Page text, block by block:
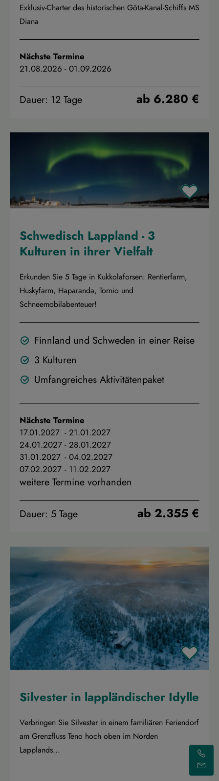
Exklusiv-Charter des historischen Göta-Kanal-Schiffs MS
Diana
Nächste Termine
21.08.2026 - 01.09.2026
Dauer: 12 Tage ab 6.280 €
Schwedisch Lappland - 3
Kulturen in ihrer Vielfalt
Erkunden Sie 5 Tage in Kukkolaforsen: Rentierfarm,
Huskyfarm, Haparanda, Tornio und
Schneemobilabenteuer!
Finnland und Schweden in einer Reise
3 Kulturen
Umfangreiches Aktivitätenpaket
Nächste Termine
17.01.2027 - 21.01.2027
24.01.2027 - 28.01.2027
31.01.2027 - 04.02.2027
07.02.2027 - 11.02.2027
weitere Termine vorhanden
Dauer: 5 Tage ab 2.355 €
Silvester in lappländischer Idylle
Verbringen Sie Silvester in einem familiären Feriendorf
am Grenzfluss Teno hoch oben im Norden
Lapplands...